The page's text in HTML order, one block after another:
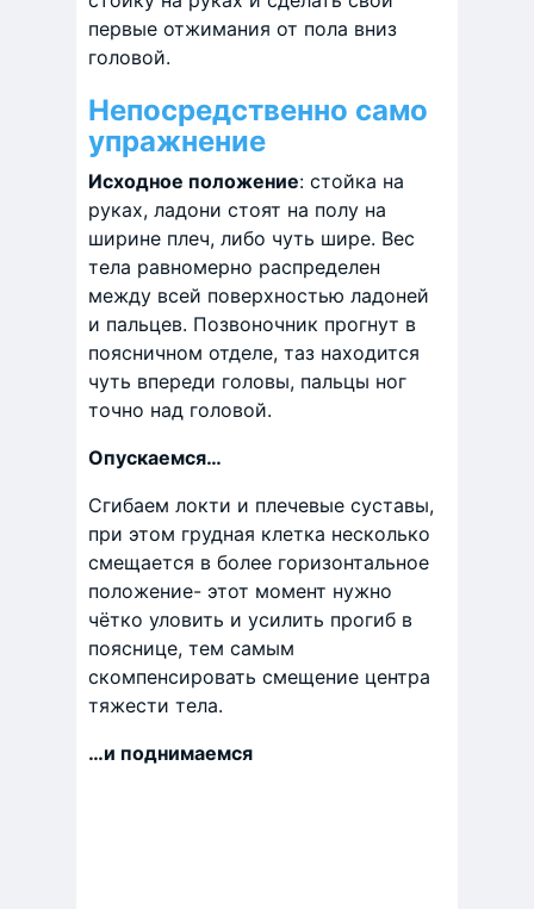
первые отжимания от пола вниз
головой.
Непосредственно само
упражнение
Исходное положение: стойка на
руках, ладони стоят на полу на
ширине плеч, либо чуть шире. Вес
тела равномерно распределен
между всей поверхностью ладоней
и пальцев. Позвоночник прогнут в
поясничном отделе, таз находится
чуть впереди головы, пальцы ног
точно над головой.
Опускаемся…
Сгибаем локти и плечевые суставы,
при этом грудная клетка несколько
смещается в более горизонтальное
положение- этот момент нужно
чётко уловить и усилить прогиб в
пояснице, тем самым
скомпенсировать смещение центра
тяжести тела.
…и поднимаемся